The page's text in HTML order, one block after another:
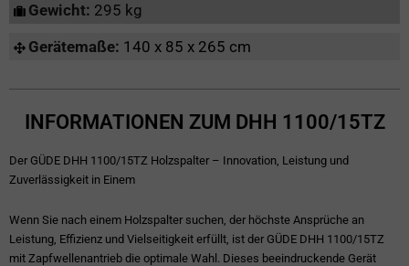
Gewicht: 295 kg
Gerätemaße: 140 x 85 x 265 cm
INFORMATIONEN ZUM DHH 1100/15TZ
Der GÜDE DHH 1100/15TZ Holzspalter – Innovation, Leistung und
Zuverlässigkeit in Einem
Wenn Sie nach einem Holzspalter suchen, der höchste Ansprüche an
Leistung, Effizienz und Vielseitigkeit erfüllt, ist der GÜDE DHH 1100/15TZ
mit Zapfwellenantrieb die optimale Wahl. Dieses beeindruckende Gerät